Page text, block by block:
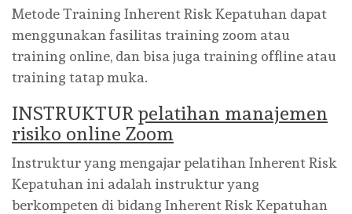
Metode Training Inherent Risk Kepatuhan dapat
menggunakan fasilitas training zoom atau
training online, dan bisa juga training offline atau
training tatap muka.
INSTRUKTUR pelatihan manajemen
risiko online Zoom
Instruktur yang mengajar pelatihan Inherent Risk
Kepatuhan ini adalah instruktur yang
berkompeten di bidang Inherent Risk Kepatuhan